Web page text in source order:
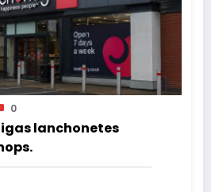
0
lanchonetes